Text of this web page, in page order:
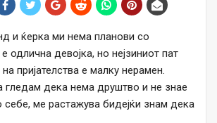
и ќерка ми нема планови со
е одлична девојка, но нејзиниот пат
пријателства е малку нерамен.
гледам дека нема друштво и не знае
ме растажува бидејќи знам дека